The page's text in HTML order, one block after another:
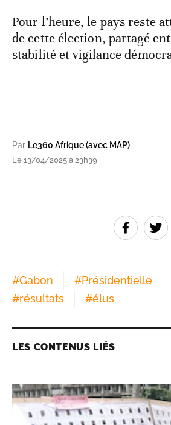
Pour l’heure, le pays reste
de cette élection, partagé
stabilité et vigilance
Par Le360 Afrique (avec MAP)
Le 13/04/2025 à 23h39
#Gabon #Présidentielle
#résultats #élus
LES CONTENUS LIÉS